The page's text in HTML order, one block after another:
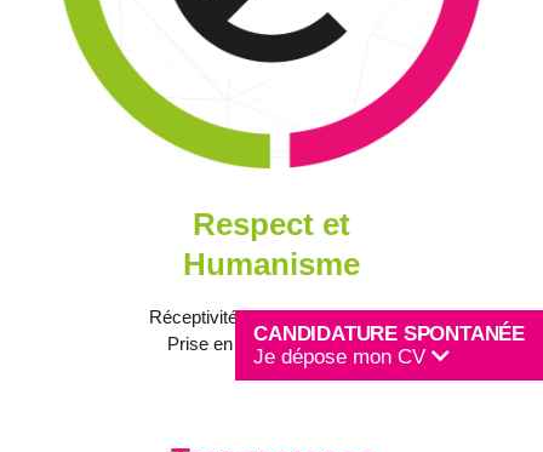
CANDIDATURE SPONTANÉE
Je dépose mon CV
Respect et
Humanisme
Réceptivité (empathie, écoute).
Prise en considération des
attentes.